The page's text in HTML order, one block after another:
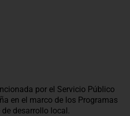
por el Servicio Público
en el marco de los Programas
de desarrollo local.